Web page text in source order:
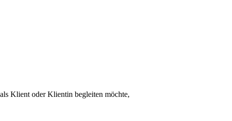
Klient oder Klientin begleiten möchte,